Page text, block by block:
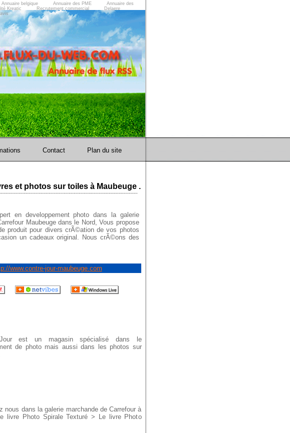
Annuaire belgique Annuaire des PME
Annuaire des
Kreatic Recrutement commercial
Delaere
Contact Plan du site
et photos sur toiles à Maubeuge .
en developpement photo dans la galerie
Maubeuge dans le Nord, Vous propose
produit pour divers crÃ©ation de vos photos
un cadeaux original. Nous crÃ©ons des
www.contre-jour-maubeuge.com
Jour est un magasin spécialisé dans le
de photo mais aussi dans les photos sur
nous dans la galerie marchande de Carrefour à
livre Photo Spirale Texturé > Le livre Photo